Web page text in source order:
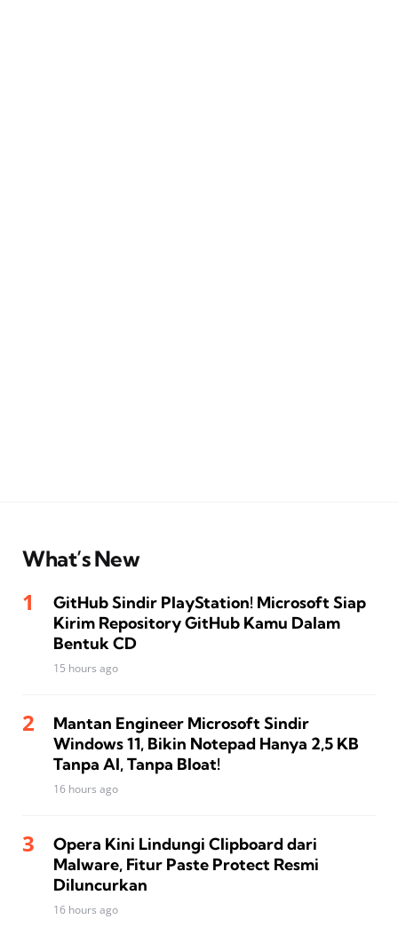
What’s New
GitHub Sindir PlayStation! Microsoft Siap
Kirim Repository GitHub Kamu Dalam
Bentuk CD
15 hours ago
Mantan Engineer Microsoft Sindir
Windows 11, Bikin Notepad Hanya 2,5 KB
Tanpa AI, Tanpa Bloat!
16 hours ago
Opera Kini Lindungi Clipboard dari
Malware, Fitur Paste Protect Resmi
Diluncurkan
16 hours ago